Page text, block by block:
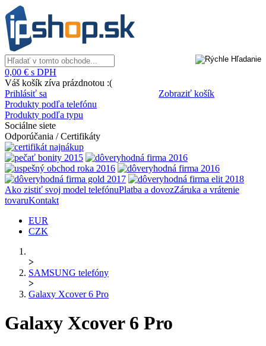
0,00 € s DPH
Váš košík zíva prázdnotou :(
Zobraziť košík
Prihlásiť sa
Produkty podľa telefónu
Produkty podľa typu
Sociálne siete
Odporúčania / Certifikáty
Ako zistiť svoj model telefónuPlatba a dovozZáruka a vrátenie
tovaruKontakt
EUR
CZK
>
SAMSUNG telefóny
>
Galaxy Xcover 6 Pro
Galaxy Xcover 6 Pro